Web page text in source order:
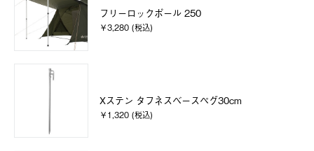
フリーロックポール 250
￥3,280 (税込)
Xステン タフネスベースペグ30cm
￥1,320 (税込)